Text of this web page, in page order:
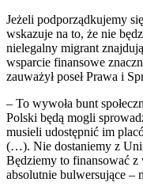
Jeżeli podporządkujemy
wskazuje na to, że nie
nielegalny migrant
wsparcie finansowe
zauważył poseł Prawa i
– To wywoła bunt
Polski będą mogli
musieli udostępnić im
(…). Nie dostaniemy z
Będziemy to finansować z
absolutnie bulwersujące –